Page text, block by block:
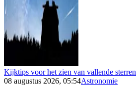
Kijktips voor het zien van vallende sterren
08 augustus 2026, 05:54Astronomie